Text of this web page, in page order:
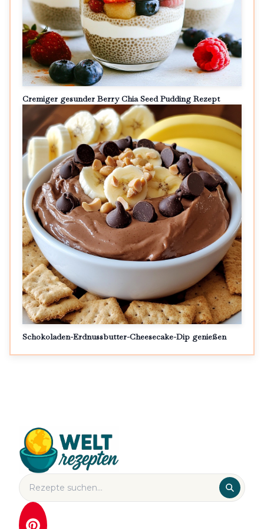
Cremiger gesunder Berry Chia Seed Pudding Rezept
Schokoladen-Erdnussbutter-Cheesecake-Dip genießen